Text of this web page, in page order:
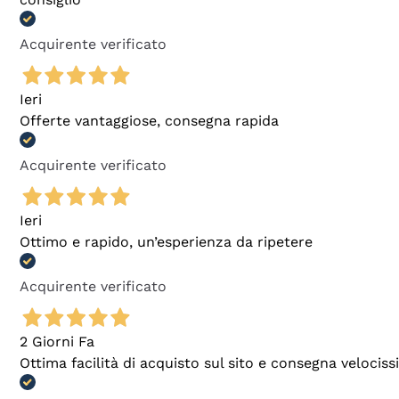
Acquirente verificato
Ieri
Offerte vantaggiose, consegna rapida
Acquirente verificato
Ieri
Ottimo e rapido, un’esperienza da ripetere
Acquirente verificato
2 Giorni Fa
Ottima facilità di acquisto sul sito e consegna